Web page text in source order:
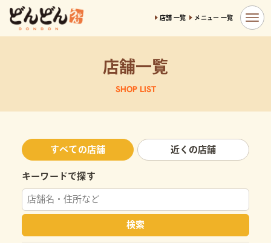
店舗一覧
SHOP LIST
すべての店舗 近くの店舗
キーワードで探す
検索
店舗 一覧 メニュー 一覧